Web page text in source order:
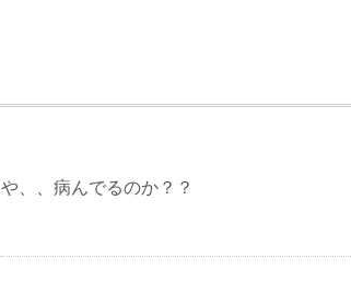
や、、病んでるのか？？